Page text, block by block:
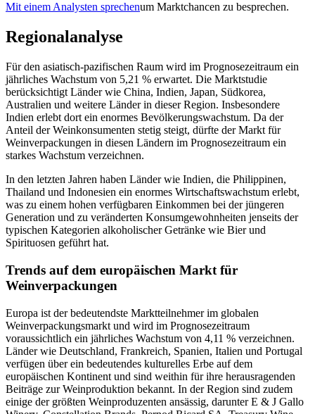
Mit einem Analysten sprechenum Marktchancen zu besprechen.
Regionalanalyse
Für den asiatisch-pazifischen Raum wird im Prognosezeitraum ein
jährliches Wachstum von 5,21 % erwartet. Die Marktstudie
berücksichtigt Länder wie China, Indien, Japan, Südkorea,
Australien und weitere Länder in dieser Region. Insbesondere
Indien erlebt dort ein enormes Bevölkerungswachstum. Da der
Anteil der Weinkonsumenten stetig steigt, dürfte der Markt für
Weinverpackungen in diesen Ländern im Prognosezeitraum ein
starkes Wachstum verzeichnen.
In den letzten Jahren haben Länder wie Indien, die Philippinen,
Thailand und Indonesien ein enormes Wirtschaftswachstum erlebt,
was zu einem hohen verfügbaren Einkommen bei der jüngeren
Generation und zu veränderten Konsumgewohnheiten jenseits der
typischen Kategorien alkoholischer Getränke wie Bier und
Spirituosen geführt hat.
Trends auf dem europäischen Markt für
Weinverpackungen
Europa ist der bedeutendste Marktteilnehmer im globalen
Weinverpackungsmarkt und wird im Prognosezeitraum
voraussichtlich ein jährliches Wachstum von 4,11 % verzeichnen.
Länder wie Deutschland, Frankreich, Spanien, Italien und Portugal
verfügen über ein bedeutendes kulturelles Erbe auf dem
europäischen Kontinent und sind weithin für ihre herausragenden
Beiträge zur Weinproduktion bekannt. In der Region sind zudem
einige der größten Weinproduzenten ansässig, darunter E & J Gallo